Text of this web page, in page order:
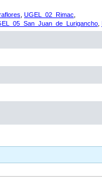
UGEL_02_Rimac